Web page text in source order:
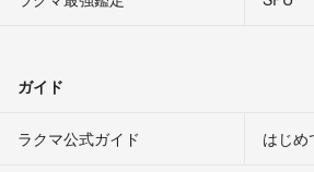
ガイド
ラクマ公式ガイド はじめ